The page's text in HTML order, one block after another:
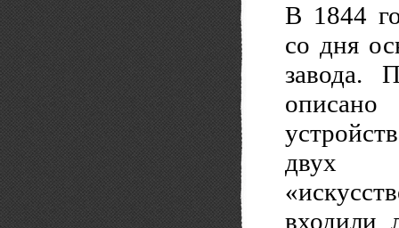
В 1844
со дня
завода.
двух
входили